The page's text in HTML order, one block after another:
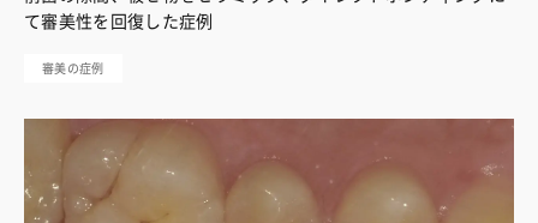
て審美性を回復した症例
審美の症例